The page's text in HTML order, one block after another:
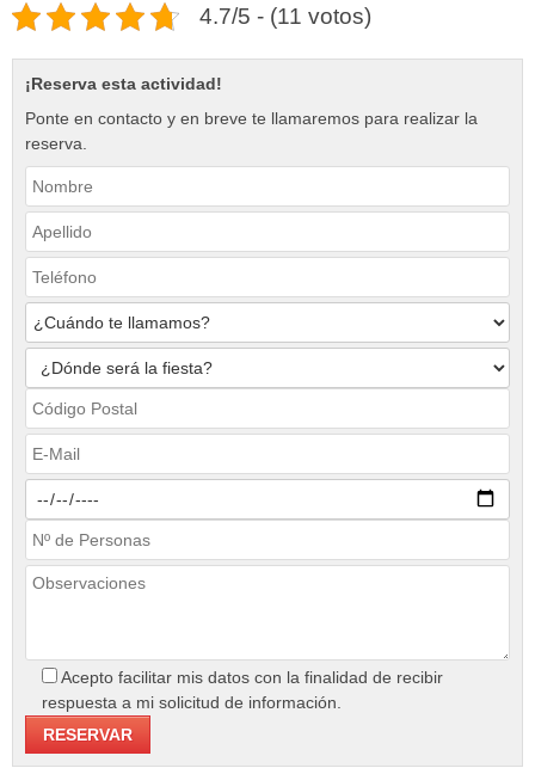
¡Reserva esta actividad!
Ponte en contacto y en breve te llamaremos para realizar la
reserva.
Acepto facilitar mis datos con la finalidad de recibir
respuesta a mi solicitud de información.
4.7/5 - (11 votos)